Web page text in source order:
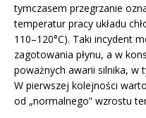
tymczasem przegrzanie
temperatur pracy układu
110–120°C). Taki incydent
zagotowania płynu, a w
poważnych awarii silnika, w
W pierwszej kolejności
od „normalnego” wzrostu